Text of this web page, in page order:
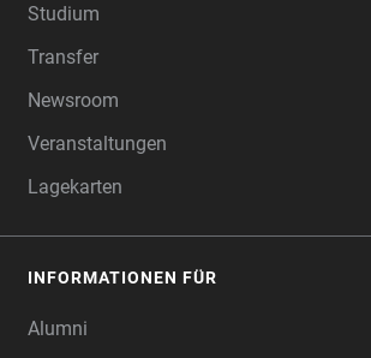
Studium
Transfer
Newsroom
Veranstaltungen
Lagekarten
INFORMATIONEN FÜR
Alumni